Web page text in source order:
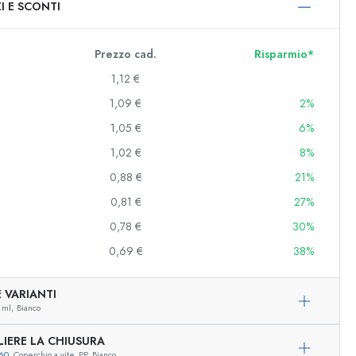
ml
ml
decorate
E SCONTI
Prezzo cad.
Risparmio*
1,12 €
1,09 €
2%
1,05 €
6%
1,02 €
8%
0,88 €
21%
0,81 €
27%
0,78 €
30%
0,69 € 38%
VARIANTI
ml, Bianco
LA CHIUSURA